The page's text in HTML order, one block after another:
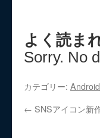
よく読ま
Sorry. No
カテゴリー: Android
← SNSアイコン新